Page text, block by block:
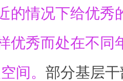
的情况下给优秀
优秀而处在不同
间。 部分基层